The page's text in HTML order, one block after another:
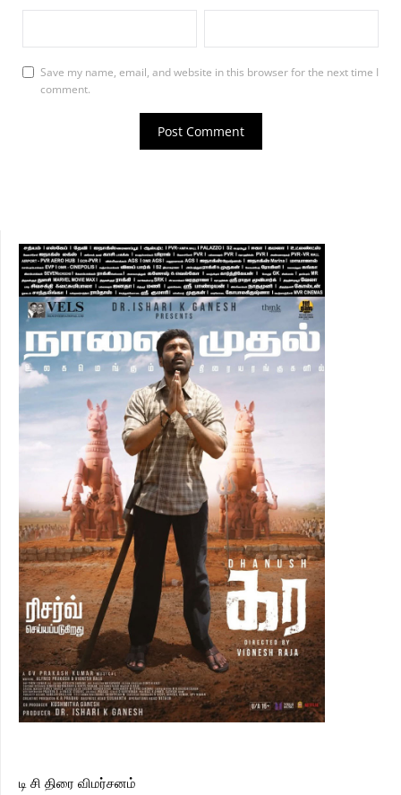
Save my name, email, and website in this browser for the next time I
comment.
டி சி திரை விமர்சனம்